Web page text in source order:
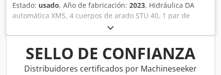
Estado: usado, Año de fabricación: 2023, Hidráulica DA
automática XMS, 4 cuerpos de arado STU 40, 1 par de
cuchillas 4x 430 HD, 1 par de protectores de desgaste, 1
par de 4 rejas delanteras M0 RH65-85, cuchilla de disco
DM 500 para desbloqueo hidráulico de piedras reforzado,
rueda de soporte oscilante DM680. Dsdpfetvf Rwex Achjkr
SELLO DE CONFIANZA
Distribuidores certificados por Machineseeker